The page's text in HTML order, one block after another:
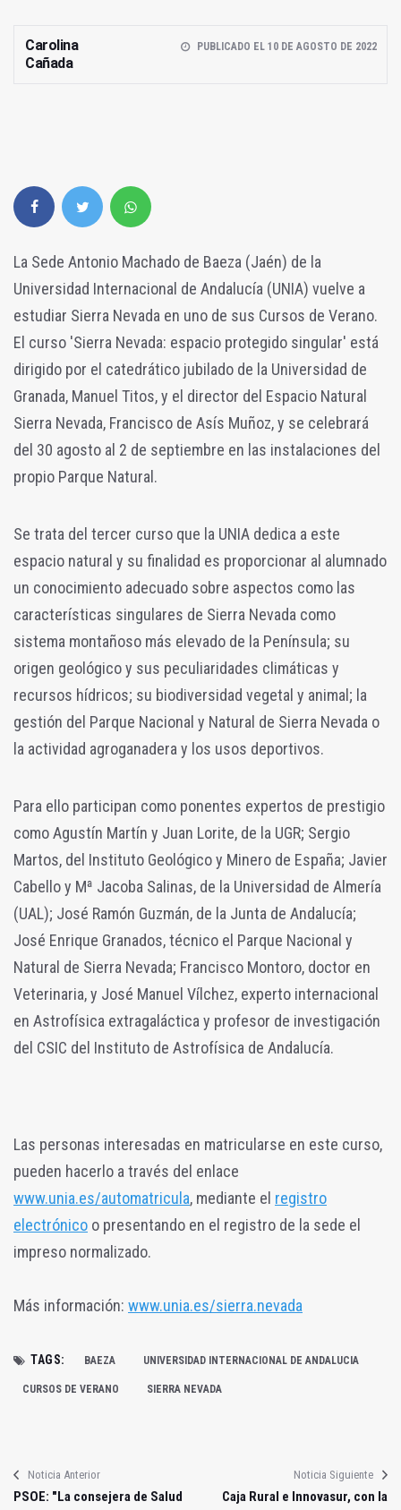
Carolina
Cañada
PUBLICADO EL 10 DE AGOSTO DE 2022
La Sede Antonio Machado de Baeza (Jaén) de la
Universidad Internacional de Andalucía (UNIA) vuelve a
estudiar Sierra Nevada en uno de sus Cursos de Verano.
El curso 'Sierra Nevada: espacio protegido singular' está
dirigido por el catedrático jubilado de la Universidad de
Granada, Manuel Titos, y el director del Espacio Natural
Sierra Nevada, Francisco de Asís Muñoz, y se celebrará
del 30 agosto al 2 de septiembre en las instalaciones del
propio Parque Natural.
Se trata del tercer curso que la UNIA dedica a este
espacio natural y su finalidad es proporcionar al alumnado
un conocimiento adecuado sobre aspectos como las
características singulares de Sierra Nevada como
sistema montañoso más elevado de la Península; su
origen geológico y sus peculiaridades climáticas y
recursos hídricos; su biodiversidad vegetal y animal; la
gestión del Parque Nacional y Natural de Sierra Nevada o
la actividad agroganadera y los usos deportivos.
Para ello participan como ponentes expertos de prestigio
como Agustín Martín y Juan Lorite, de la UGR; Sergio
Martos, del Instituto Geológico y Minero de España; Javier
Cabello y Mª Jacoba Salinas, de la Universidad de Almería
(UAL); José Ramón Guzmán, de la Junta de Andalucía;
José Enrique Granados, técnico el Parque Nacional y
Natural de Sierra Nevada; Francisco Montoro, doctor en
Veterinaria, y José Manuel Vílchez, experto internacional
en Astrofísica extragaláctica y profesor de investigación
del CSIC del Instituto de Astrofísica de Andalucía.
Las personas interesadas en matricularse en este curso,
pueden hacerlo a través del enlace
www.unia.es/automatricula, mediante el registro
electrónico o presentando en el registro de la sede el
impreso normalizado.
Más información: www.unia.es/sierra.nevada
TAGS: BAEZA UNIVERSIDAD INTERNACIONAL DE ANDALUCIA
CURSOS DE VERANO SIERRA NEVADA
Noticia Anterior
PSOE: "La consejera de Salud
Noticia Siguiente
Caja Rural e Innovasur, con la